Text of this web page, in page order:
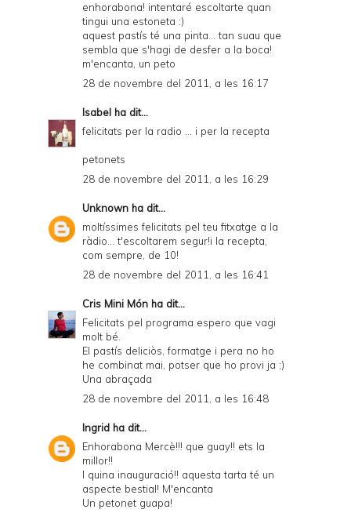
enhorabona! intentaré escoltarte quan
tingui una estoneta :)
aquest pastís té una pinta... tan suau que
sembla que s'hagi de desfer a la boca!
m'encanta, un peto
28 de novembre del 2011, a les 16:17
Isabel ha dit...
felicitats per la radio ... i per la recepta
petonets
28 de novembre del 2011, a les 16:29
Unknown ha dit...
moltíssimes felicitats pel teu fitxatge a la
ràdio... t'escoltarem segur!i la recepta,
com sempre, de 10!
28 de novembre del 2011, a les 16:41
Cris Mini Món ha dit...
Felicitats pel programa espero que vagi
molt bé.
El pastís deliciòs, formatge i pera no ho
he combinat mai, potser que ho provi ja ;)
Una abraçada
28 de novembre del 2011, a les 16:48
Ingrid ha dit...
Enhorabona Mercè!!! que guay!! ets la
millor!!
I quina inauguració!! aquesta tarta té un
aspecte bestial! M'encanta
Un petonet guapa!